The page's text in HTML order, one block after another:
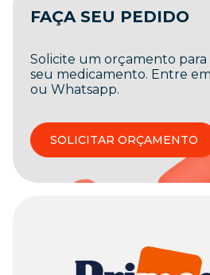
FAÇA SEU PEDIDO
Solicite um orçamento
seu medicamento. Entre
ou Whatsapp.
SOLICITAR ORÇAMENTO